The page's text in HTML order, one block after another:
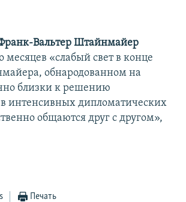
Вальтер Штайнмайер
«слабый свет в конце
обнародованном на
близки к решению
интенсивных дипломатических
общаются друг с другом»,
Печать